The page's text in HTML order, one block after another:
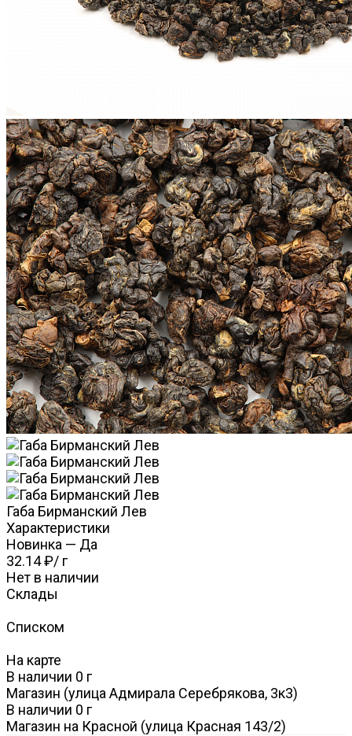
Габа Бирманский Лев
Характеристики
Новинка — Да
32.14 ₽/ г
Нет в наличии
Склады
Списком
На карте
В наличии 0 г
Магазин (улица Адмирала Серебрякова, 3к3)
В наличии 0 г
Магазин на Красной (улица Красная 143/2)